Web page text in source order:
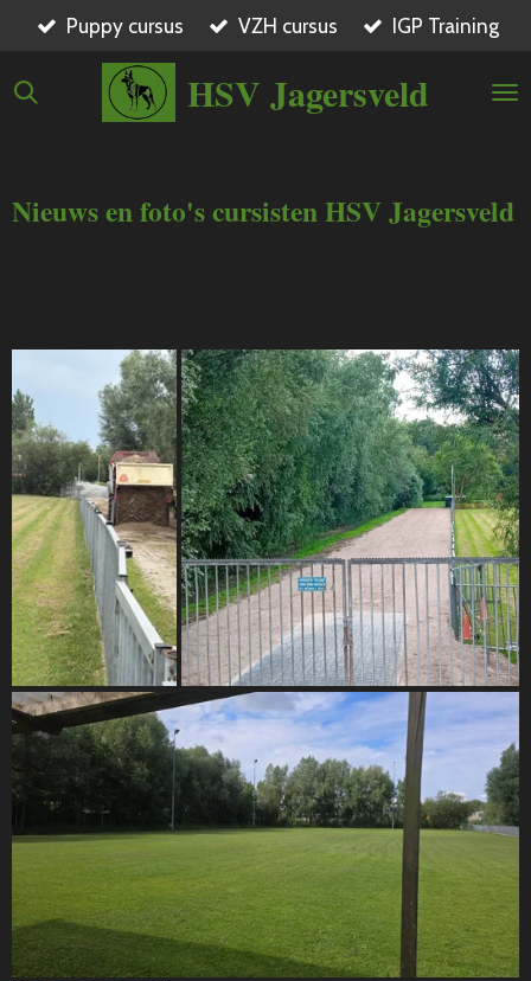
naar
HSV Jagersveld
Puppy cursus VZH cursus IGP Training
Nieuws en foto's cursisten HSV Jagersveld